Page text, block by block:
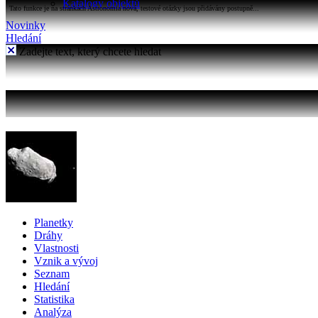
Katalogy objektů
Tato funkce je na stránkách Astronomia nová, testové otázky jsou přidávány postupně...
Novinky
Hledání
Zadejte text, který chcete hledat
Planetky
Dráhy
Vlastnosti
Vznik a vývoj
Seznam
Hledání
Statistika
Analýza